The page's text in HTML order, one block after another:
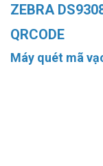
ZEBRA
QRCODE
Máy quét mã